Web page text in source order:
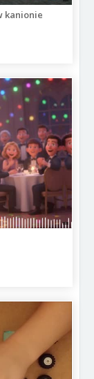
kanionie